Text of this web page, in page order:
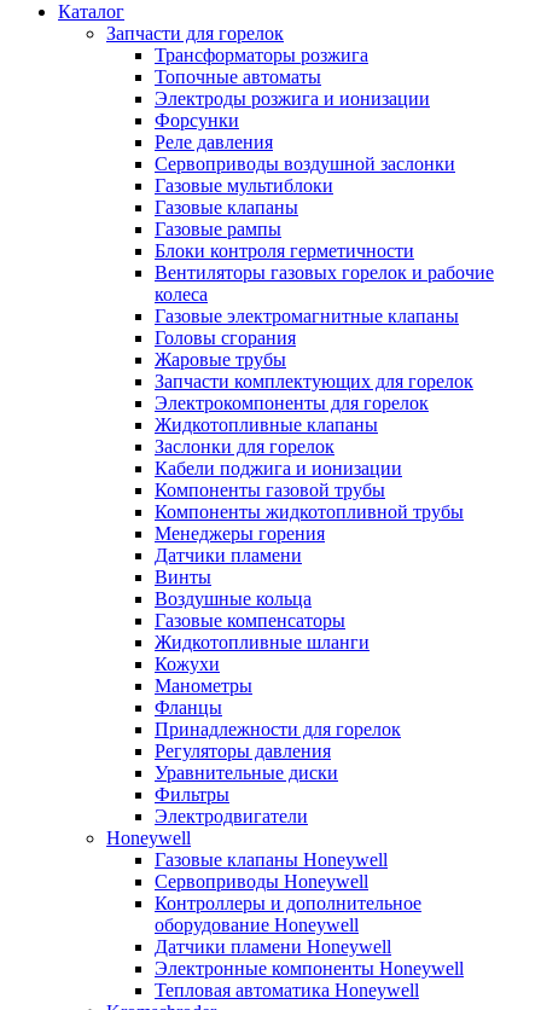
Каталог
Запчасти для горелок
Трансформаторы розжига
Топочные автоматы
Электроды розжига и ионизации
Форсунки
Реле давления
Сервоприводы воздушной заслонки
Газовые мультиблоки
Газовые клапаны
Газовые рампы
Блоки контроля герметичности
Вентиляторы газовых горелок и рабочие
колеса
Газовые электромагнитные клапаны
Головы сгорания
Жаровые трубы
Запчасти комплектующих для горелок
Электрокомпоненты для горелок
Жидкотопливные клапаны
Заслонки для горелок
Кабели поджига и ионизации
Компоненты газовой трубы
Компоненты жидкотопливной трубы
Менеджеры горения
Датчики пламени
Винты
Воздушные кольца
Газовые компенсаторы
Жидкотопливные шланги
Кожухи
Манометры
Фланцы
Принадлежности для горелок
Регуляторы давления
Уравнительные диски
Фильтры
Электродвигатели
Honeywell
Газовые клапаны Honeywell
Сервоприводы Honeywell
Контроллеры и дополнительное
оборудование Honeywell
Датчики пламени Honeywell
Электронные компоненты Honeywell
Тепловая автоматика Honeywell